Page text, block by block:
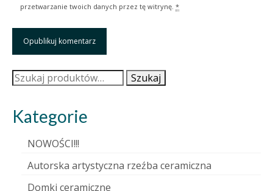
przetwarzanie twoich danych przez tę witrynę. *
Szukaj: Szukaj
Kategorie
NOWOŚCI!!!
Autorska artystyczna rzeźba ceramiczna
Domki ceramiczne